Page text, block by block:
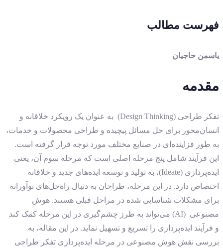
فهرست مطالب
یاسمن حاجیان
مقدمه
تفکر طراحی (Design Thinking) به عنوان یک رویکرد خلاقانه و
انسان‌محور برای حل مسائل پیچیده و طراحی محصولات و خدمات،
به طور فزاینده‌ای در صنایع مختلف مورد توجه قرار گرفته است.
این فرآیند شامل پنج مرحله اصلی است که مرحله سوم آن، یعنی
ایده‌پردازی (Ideate)، به تولید و توسعه ایده‌های جدید و خلاقانه
اختصاص دارد. در این مرحله، طراحان به دنبال راه‌حل‌های نوآورانه
برای مشکلات شناسایی شده در مراحل قبلی هستند. هوش
مصنوعی (AI) می‌تواند به طرز چشم‌گیری در این مرحله کمک کند
و فرآیند ایده‌پردازی را تسریع و تسهیل نماید. در این مقاله، به
بررسی نقش هوش مصنوعی در مرحله ایده‌پردازی تفکر طراحی